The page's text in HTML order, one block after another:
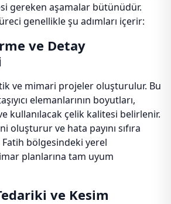
gereken aşamalar bütünüdür.
genellikle şu adımları içerir:
ve Detay
ve mimari projeler oluşturulur. Bu
elemanlarının boyutları,
kullanılacak çelik kalitesi belirlenir.
oluşturur ve hata payını sıfıra
bölgesindeki yerel
planlarına tam uyum
ve Kesim